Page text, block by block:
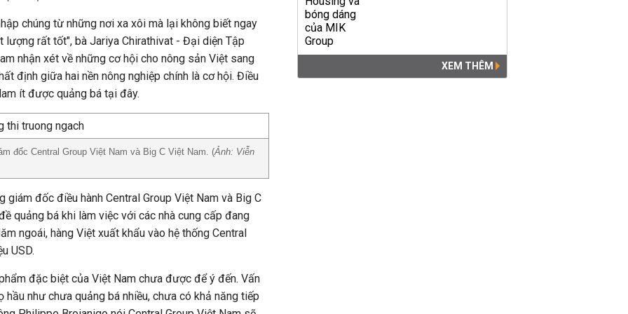
chúng từ những nơi xa xôi mà lại không biết ngay
lượng rất tốt", bà Jariya Chirathivat - Đại diện Tập
nhận xét về những cơ hội cho nông sản Việt sang
định giữa hai nền nông nghiệp chính là cơ hội. Điều
ít được quảng bá tại đây.
đốc Central Group Việt Nam và Big C Việt Nam. (Ảnh: Viễn
giám đốc điều hành Central Group Việt Nam và Big C
quảng bá khi làm việc với các nhà cung cấp đang
ngoái, hàng Việt xuất khẩu vào hệ thống Central
USD.
đặc biệt của Việt Nam chưa được để ý đến. Vấn
hầu như chưa quảng bá nhiều, chưa có khả năng tiếp
XEM THÊM